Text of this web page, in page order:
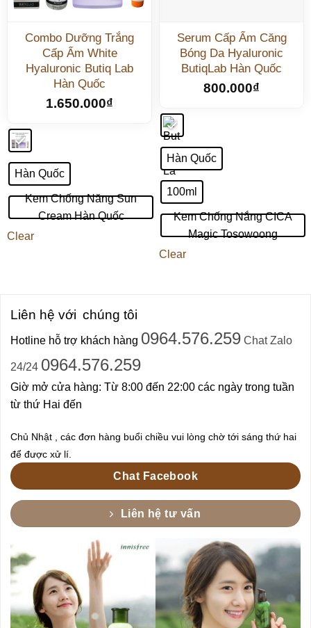
Combo Dưỡng Trắng
Cấp Ẩm White
Hyaluronic Butiq Lab
Hàn Quốc
1.650.000₫
Hàn Quốc
Kem Chống Năng Sun
Cream Hàn Quốc
Clear
Serum Cấp Ẩm Căng
Bóng Da Hyaluronic
ButiqLab Hàn Quốc
800.000₫
Hàn Quốc
100ml
Kem Chống Nắng CICA
Magic Tosowoong
Clear
Liên hệ với chúng tôi
Hotline hỗ trợ khách hàng 0964.576.259Chat Zalo
24/24 0964.576.259
Giờ mở cửa hàng: Từ 8:00 đến 22:00 các ngày trong tuần
từ thứ Hai đến
Chủ Nhật , các đơn hàng buổi chiều vui lòng chờ tới sáng thứ hai
để được xử lí.
Chat Facebook
Liên hệ tư vấn